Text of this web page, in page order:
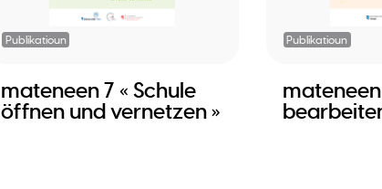
Publikatioun
mateneen 7 « Schule
öffnen und vernetzen »
Publikatioun